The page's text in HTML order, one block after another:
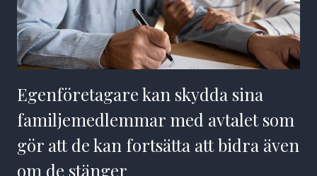
Egenföretagare kan skydda sina
familjemedlemmar med avtalet som
gör att de kan fortsätta att bidra även
om de stänger